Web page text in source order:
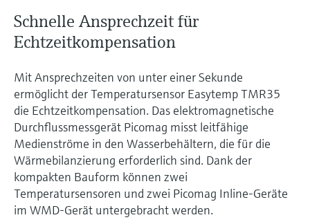
Schnelle Ansprechzeit für
Echtzeitkompensation
Mit Ansprechzeiten von unter einer Sekunde
ermöglicht der Temperatursensor Easytemp TMR35
die Echtzeitkompensation. Das elektromagnetische
Durchflussmessgerät Picomag misst leitfähige
Medienströme in den Wasserbehältern, die für die
Wärmebilanzierung erforderlich sind. Dank der
kompakten Bauform können zwei
Temperatursensoren und zwei Picomag Inline-Geräte
im WMD-Gerät untergebracht werden.